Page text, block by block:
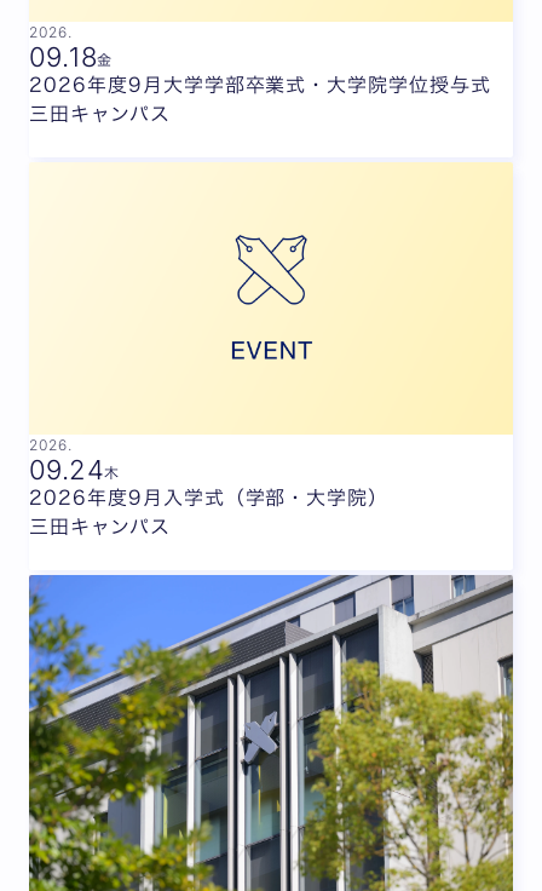
2026.
09.18金
2026年度9月大学学部卒業式・大学院学位授与式
三田キャンパス
2026.
09.24木
2026年度9月入学式（学部・大学院）
三田キャンパス